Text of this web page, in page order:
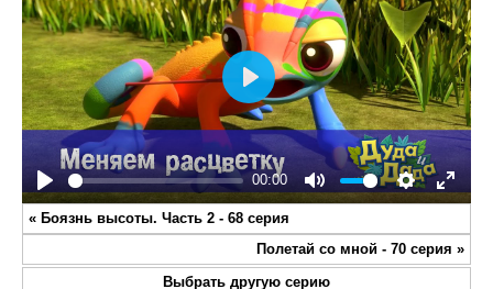
Play
00:00
Mute Settings
Enter
Play
« Боязнь высоты. Часть 2 - 68 серия
Полетай со мной - 70 серия »
Выбрать другую серию